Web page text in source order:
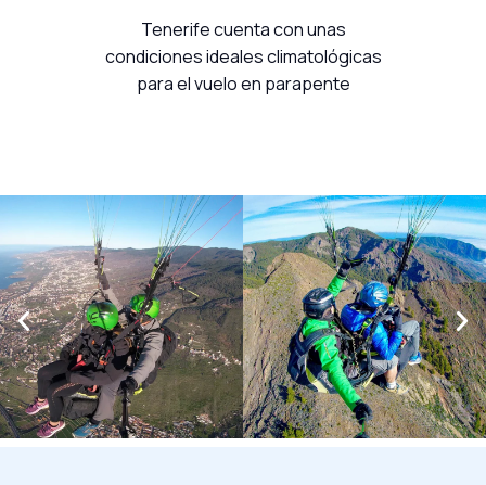
Tenerife cuenta con unas
condiciones ideales climatológicas
para el vuelo en parapente